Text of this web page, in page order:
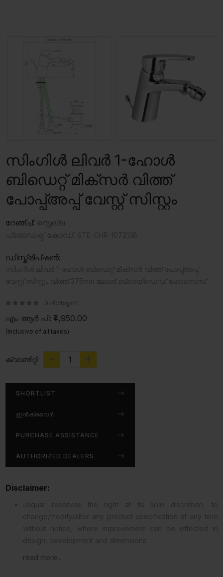
സിംഗിൾ ലിവർ 1-ഹോൾ
ബിഡെറ്റ് മിക്സർ വിത്ത്
പോപ്പ്അപ്പ് വേസ്റ്റ് സിസ്റ്റം
റേഞ്ച്: സ്റ്റെല്ല
ഡിസ്ക്രിപ്ഷൻ:
0 റിവ്യൂസ്
എം ആർ പി: ₹4,950.00
(Inclusive of all taxes)
ക്വാണ്ടിറ്റി
SHORTLIST
ഇൻക്വൈർ
PURCHASE ASSISTANCE
AUTHORIZED DEALERS
Disclaimer:
read more...